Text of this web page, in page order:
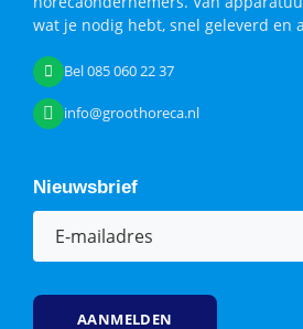
wat je nodig hebt, snel geleverd en
Bel 085 060 22 37
info@groothoreca.nl
Nieuwsbrief
E-
mailadres(Vereist)